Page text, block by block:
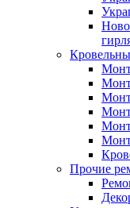
Прочие